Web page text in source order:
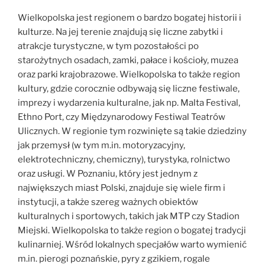
Wielkopolska jest regionem o bardzo bogatej historii i
kulturze. Na jej terenie znajdują się liczne zabytki i
atrakcje turystyczne, w tym pozostałości po
starożytnych osadach, zamki, pałace i kościoły, muzea
oraz parki krajobrazowe. Wielkopolska to także region
kultury, gdzie corocznie odbywają się liczne festiwale,
imprezy i wydarzenia kulturalne, jak np. Malta Festival,
Ethno Port, czy Międzynarodowy Festiwal Teatrów
Ulicznych. W regionie tym rozwinięte są takie dziedziny
jak przemysł (w tym m.in. motoryzacyjny,
elektrotechniczny, chemiczny), turystyka, rolnictwo
oraz usługi. W Poznaniu, który jest jednym z
największych miast Polski, znajduje się wiele firm i
instytucji, a także szereg ważnych obiektów
kulturalnych i sportowych, takich jak MTP czy Stadion
Miejski. Wielkopolska to także region o bogatej tradycji
kulinarniej. Wśród lokalnych specjałów warto wymienić
m.in. pierogi poznańskie, pyry z gzikiem, rogale